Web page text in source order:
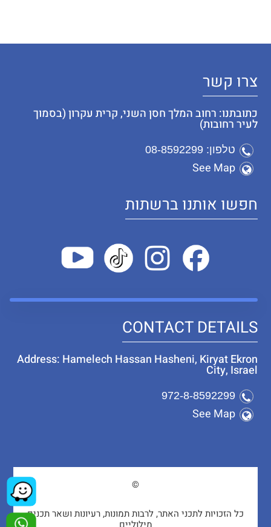
צרו קשר
כתובתנו: רחוב המלך חסן השני, קרית עקרון (בסמוך
לעיר רחובות)
טלפון: 08-8592299
See Map
חפשו אותנו ברשתות
CONTACT DETAILS
Address: Hamelech Hassan Hasheni, Kiryat Ekron
City, Israel
972-8-8592299
See Map
©
כל הזכויות לתכני האתר, לרבות תמונות, רעיונות ושאר תכנים